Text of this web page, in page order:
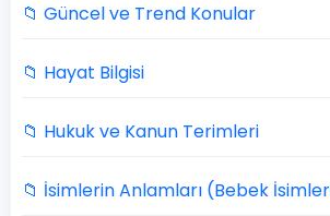
📁 Güncel ve Trend Konular
📁 Hayat Bilgisi
📁 Hukuk ve Kanun Terimleri
📁 İsimlerin Anlamları (Bebek